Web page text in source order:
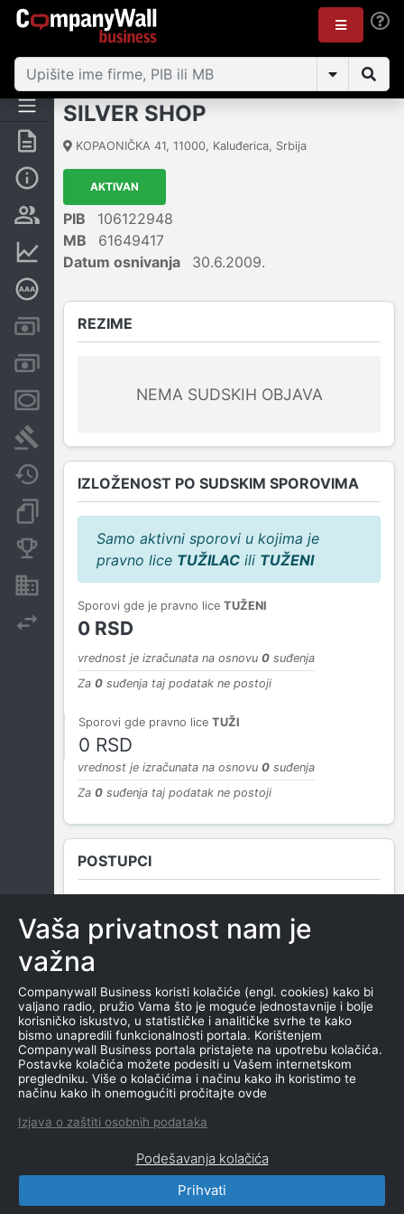
Rezime
Vlasnička struktura
Kreditni limit kompanije
Menice i zaloge
Javne nabavke
Konkurentske kompanije
Nekretnine i imovina
Izvoz
SILVER SHOP
KOPAONIČKA 41, 11000, Kaluđerica, Srbija
AKTIVAN
PIB
106122948
MB
61649417
Datum osnivanja
30.6.2009.
REZIME
NEMA SUDSKIH OBJAVA
IZLOŽENOST PO SUDSKIM SPOROVIMA
Samo aktivni sporovi u kojima je
pravno lice TUŽILAC ili TUŽENI
Sporovi gde je pravno lice TUŽENI
0 RSD
vrednost je izračunata na osnovu 0 suđenja
Za 0 suđenja taj podatak ne postoji
Sporovi gde pravno lice TUŽI
0 RSD
vrednost je izračunata na osnovu 0 suđenja
Za 0 suđenja taj podatak ne postoji
POSTUPCI
NEMA SUDSKIH OBJAVA
ROČIŠTA
NEMA SUDSKIH OBJAVA
CompanyWall Business © 2026
korišćenja | Izjava o privatnosti
Vaša privatnost nam je
važna
Companywall Business koristi kolačiće (engl. cookies) kako bi
valjano radio, pružio Vama što je moguće jednostavnije i bolje
korisničko iskustvo, u statističke i analitičke svrhe te kako
bismo unapredili funkcionalnosti portala. Korištenjem
Companywall Business portala pristajete na upotrebu kolačića.
Postavke kolačića možete podesiti u Vašem internetskom
pregledniku. Više o kolačićima i načinu kako ih koristimo te
načinu kako ih onemogućiti pročitajte ovde
Izjava o zaštiti osobnih podataka
Podešavanja kolačića
Prihvati